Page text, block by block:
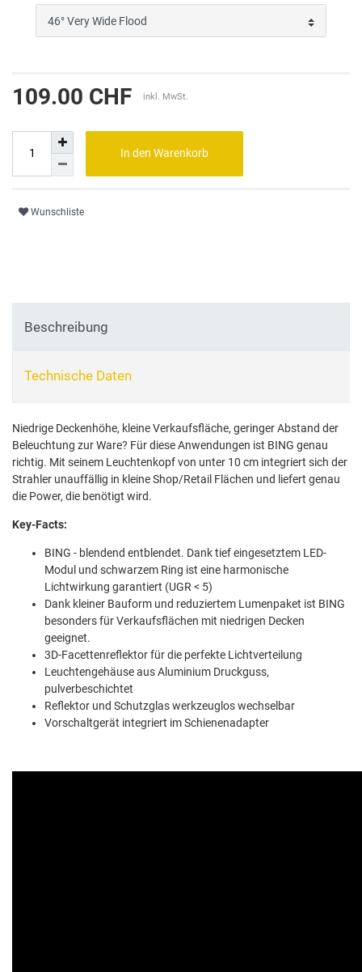
109.00 CHF inkl. MwSt.
In den Warenkorb
Wunschliste
Beschreibung
Technische Daten
Niedrige Deckenhöhe, kleine Verkaufsfläche, geringer Abstand der
Beleuchtung zur Ware? Für diese Anwendungen ist BING genau
richtig. Mit seinem Leuchtenkopf von unter 10 cm integriert sich der
Strahler unauffällig in kleine Shop/Retail Flächen und liefert genau
die Power, die benötigt wird.
Key-Facts:
BING - blendend entblendet. Dank tief eingesetztem LED-
Modul und schwarzem Ring ist eine harmonische
Lichtwirkung garantiert (UGR < 5)
Dank kleiner Bauform und reduziertem Lumenpaket ist BING
besonders für Verkaufsflächen mit niedrigen Decken
geeignet.
3D-Facettenreflektor für die perfekte Lichtverteilung
Leuchtengehäuse aus Aluminium Druckguss,
pulverbeschichtet
Reflektor und Schutzglas werkzeuglos wechselbar
Vorschaltgerät integriert im Schienenadapter